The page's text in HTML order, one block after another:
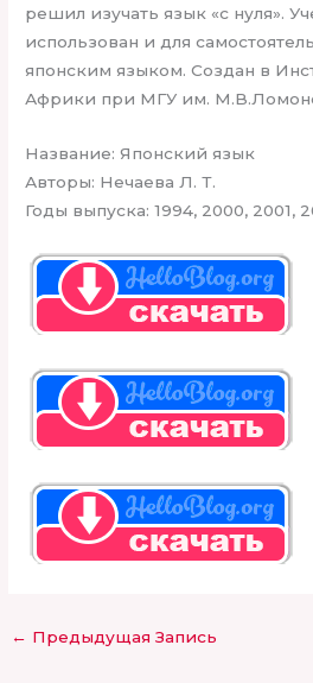
решил изучать язык «с нуля».
использован и для
японским языком. Создан в
Африки при МГУ им.
Название: Японский язык
Авторы: Нечаева Л. Т.
Годы выпуска: 1994, 2000, 2001,
← Предыдущая Запись